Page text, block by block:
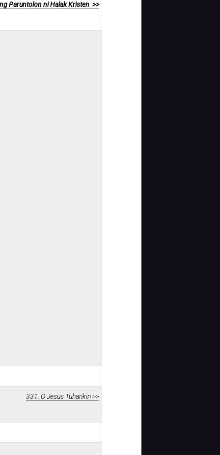
Paruntolon ni Halak Kristen >>
331. O Jesus Tuhankin >>